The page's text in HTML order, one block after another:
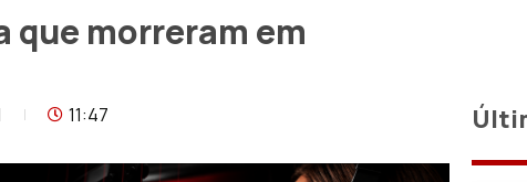
morreram em
11:47